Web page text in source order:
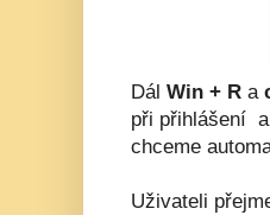
Dál Win + R a
při přihlášení
chceme
Uživateli